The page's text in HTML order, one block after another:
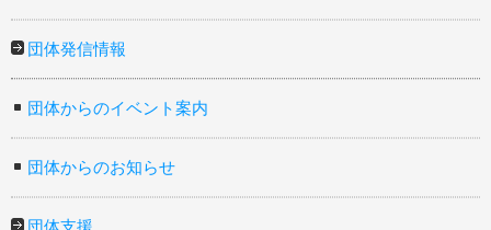
団体発信情報
団体からのイベント案内
団体からのお知らせ
団体支援